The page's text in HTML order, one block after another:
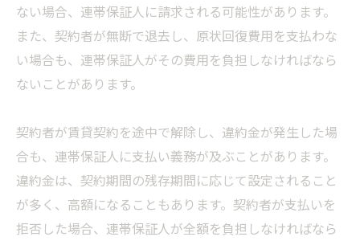
ない場合、連帯保証人に請求される可能性があります。
また、契約者が無断で退去し、原状回復費用を支払わな
い場合も、連帯保証人がその費用を負担しなければなら
ないことがあります。
契約者が賃貸契約を途中で解除し、違約金が発生した場
合も、連帯保証人に支払い義務が及ぶことがあります。
違約金は、契約期間の残存期間に応じて設定されること
が多く、高額になることもあります。契約者が支払いを
拒否した場合、連帯保証人が全額を負担しなければなら